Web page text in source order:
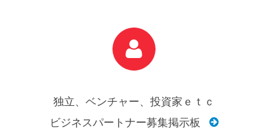
独立、ベンチャー、投資家ｅｔｃ
ビジネスパートナー募集掲示板